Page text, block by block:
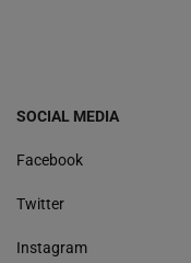
SOCIAL MEDIA
Facebook
Twitter
Instagram